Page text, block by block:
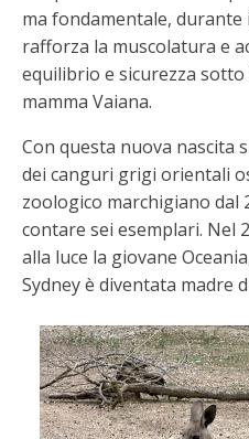
ma fondamentale, durante
rafforza la muscolatura e
equilibrio e sicurezza
mamma Vaiana.
Con questa nuova nascita
dei canguri grigi orientali
zoologico marchigiano dal
contare sei esemplari. Nel
alla luce la giovane
Sydney è diventata madre